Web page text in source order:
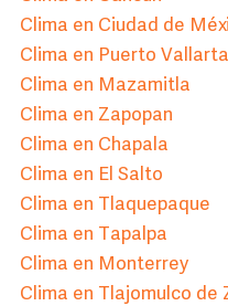
Clima en Ciudad de
Clima en Puerto Vallarta
Clima en Mazamitla
Clima en Zapopan
Clima en Chapala
Clima en El Salto
Clima en Tlaquepaque
Clima en Tapalpa
Clima en Monterrey
Clima en Tlajomulco de